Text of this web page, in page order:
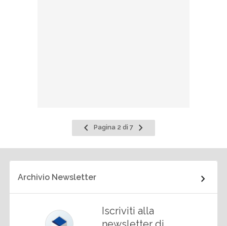
Pagina
precedente
Pagina 2 di 7
Pagina
successiva
Archivio Newsletter
Iscriviti alla